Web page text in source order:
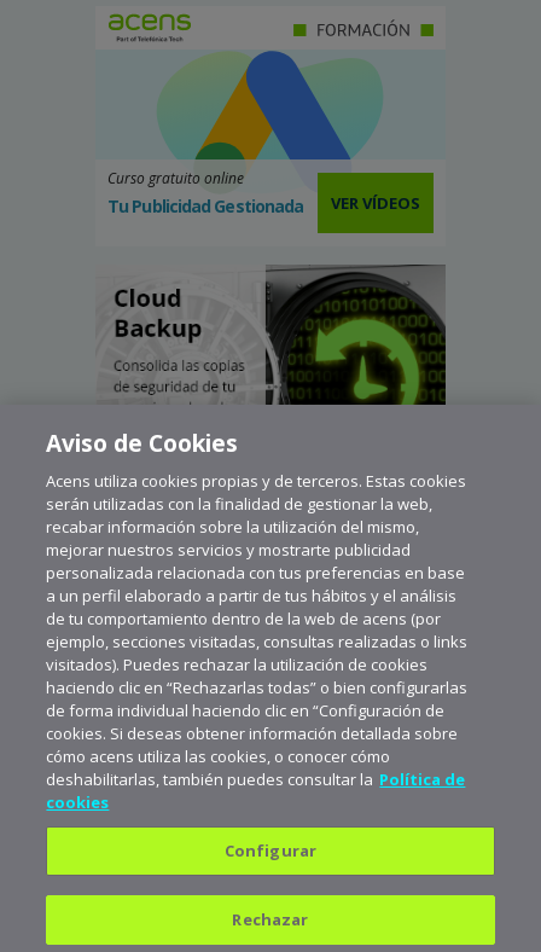
Curso gratuito online
Tu Publicidad Gestionada VER VÍDEOS
Política de privacidad
Aviso legal
Aviso de Cookies
Acens utiliza cookies propias y de terceros. Estas cookies
serán utilizadas con la finalidad de gestionar la web,
recabar información sobre la utilización del mismo,
mejorar nuestros servicios y mostrarte publicidad
personalizada relacionada con tus preferencias en base
a un perfil elaborado a partir de tus hábitos y el análisis
de tu comportamiento dentro de la web de acens (por
ejemplo, secciones visitadas, consultas realizadas o links
visitados). Puedes rechazar la utilización de cookies
haciendo clic en “Rechazarlas todas” o bien configurarlas
de forma individual haciendo clic en “Configuración de
cookies. Si deseas obtener información detallada sobre
cómo acens utiliza las cookies, o conocer cómo
deshabilitarlas, también puedes consultar la Política de
cookies
Configurar
Rechazar